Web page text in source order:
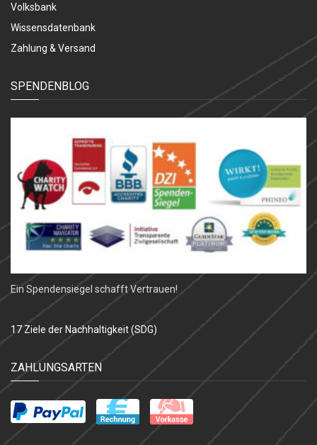
Volksbank
Wissensdatenbank
Zahlung & Versand
SPENDENBLOG
Ein Spendensiegel schafft Vertrauen!
17 Ziele der Nachhaltigkeit (SDG)
ZAHLUNGSARTEN